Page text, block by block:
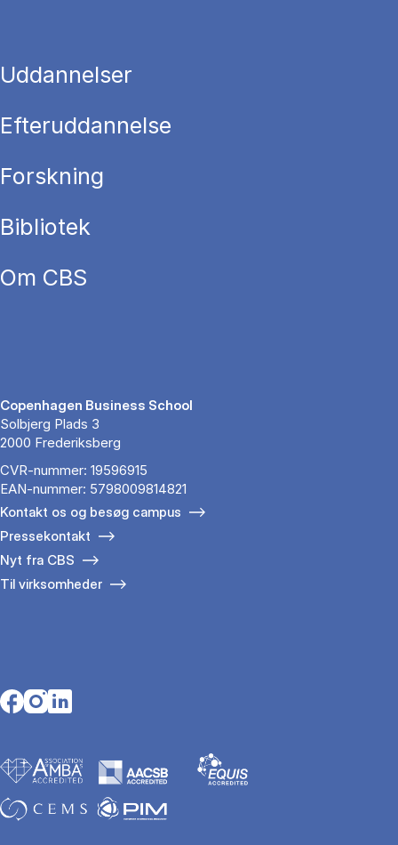
Uddannelser
Efteruddannelse
Forskning
Bibliotek
Om CBS
Copenhagen Business School
Solbjerg Plads 3
2000 Frederiksberg
CVR-nummer: 19596915
EAN-nummer: 5798009814821
Kontakt os og besøg campus
Pressekontakt
Nyt fra CBS
Til virksomheder
Opens in a new tab
Opens in a new tab
Opens in a new tab